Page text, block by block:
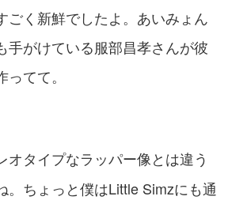
ごく新鮮でしたよ。あいみょん
手がけている服部昌孝さんが彼
てて。
オタイプなラッパー像とは違う
。ちょっと僕はLittle Simzにも通